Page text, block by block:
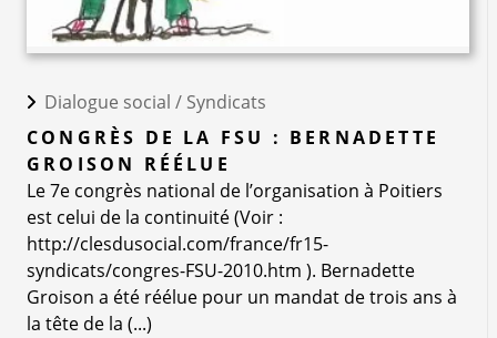
Dialogue social / Syndicats
CONGRÈS DE LA FSU : BERNADETTE
GROISON RÉÉLUE
Le 7e congrès national de l’organisation à Poitiers
est celui de la continuité (Voir :
http://clesdusocial.com/france/fr15-
syndicats/congres-FSU-2010.htm ). Bernadette
Groison a été réélue pour un mandat de trois ans à
la tête de la (...)